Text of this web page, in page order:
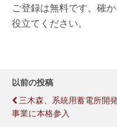
ご登録は無料です。確
役立てください。
以前の投稿
三木森、系統用蓄電所開発
事業に本格参入